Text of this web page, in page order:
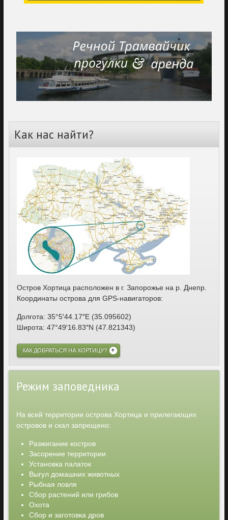
Как нас найти?
Остров Хортица расположен в г. Запорожье на р. Днепр.
Координаты острова для GPS-навигаторов:
Долгота: 35°5′44.17″E (35.095602)
Широта: 47°49′16.83″N (47.821343)
КАК ДОБРАТЬСЯ НА ХОРТИЦУ?
Режим заповедника
На всей территории острова Хортица и прилегающих
островов и скал запрещено:
Разжигание костров
Засорение территории
Установка палаток
Выгул домашних животных
Рыбная ловля
Сбор растений или грибов
Охота
Сбор и заготовка дров